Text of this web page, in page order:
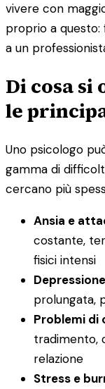
vivere con
proprio a questo:
a un
Di cosa si
le
Uno psicologo
gamma di
cercano più
Ansia e
costante,
fisici intensi
prolungata,
Problemi di
tradimento,
relazione
Stress e